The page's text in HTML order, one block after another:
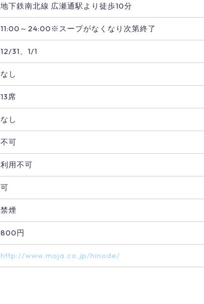
地下鉄南北線 広瀬通駅より徒歩10分
11:00～24:00※スープがなくなり次第終了
12/31、1/1
なし
13席
なし
不可
利用不可
可
禁煙
800円
http://www.moja.co.jp/hinode/